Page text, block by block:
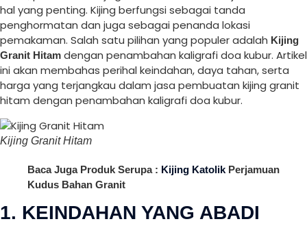
hal yang penting. Kijing berfungsi sebagai tanda
penghormatan dan juga sebagai penanda lokasi
pemakaman. Salah satu pilihan yang populer adalah Kijing
Granit Hitam dengan penambahan kaligrafi doa kubur. Artikel
ini akan membahas perihal keindahan, daya tahan, serta
harga yang terjangkau dalam jasa pembuatan kijing granit
hitam dengan penambahan kaligrafi doa kubur.
Kijing Granit Hitam
Baca Juga Produk Serupa : Kijing Katolik Perjamuan
Kudus Bahan Granit
1. KEINDAHAN YANG ABADI